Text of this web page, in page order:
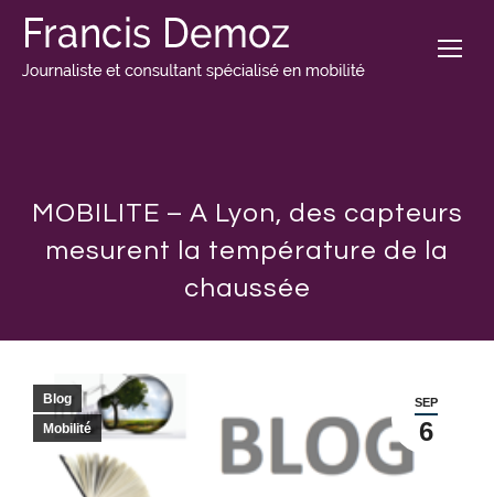
MOBILITE – A Lyon, des capteurs
mesurent la température de la
chaussée
SEP
6
Blog
Mobilité